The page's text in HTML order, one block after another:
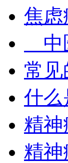
焦虑
中
常
什么
精神
精神